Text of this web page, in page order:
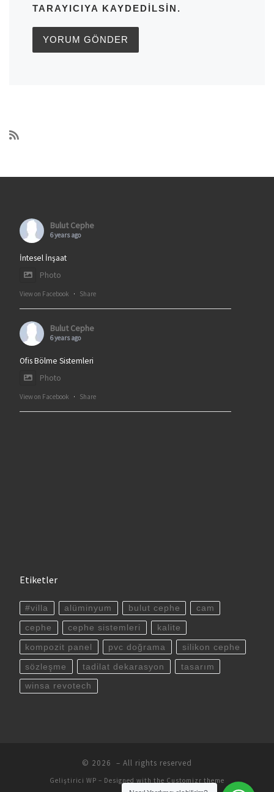
TARAYICIYA KAYDEDILSIN.
Bulut Cephe
6 years ago
İntesel İnşaat
Photo
View on Facebook · Share
Bulut Cephe
6 years ago
Ofis Bölme Sistemleri
Photo
View on Facebook · Share
Etiketler
#villa alüminyum bulut cephe cam
cephe cephe sistemleri kalite
kompozit panel pvc doğrama silikon cephe
sözleşme tadilat dekarasyon tasarım
winsa revotech
© 2026 – All rights reserved
Geliştirici WP – Designed with the Customizr theme